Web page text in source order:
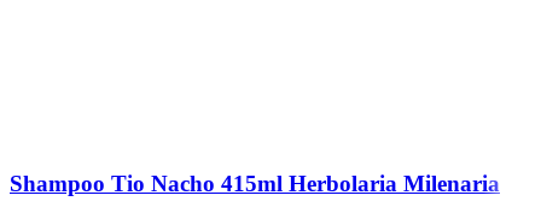
Shampoo Tio Nacho 415ml Herbolaria Milenaria